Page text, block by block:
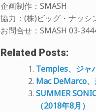
企画制作：SMASH
協力：(株)ビッグ・ナッシ
お問合せ：SMASH 03-
Related Posts:
Temples、ジャ
Mac DeMarco、
SUMMER
（2018年8月）